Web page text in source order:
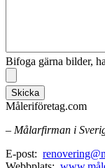
Bifoga gärna bilder,
Skicka
Måleriföretag.com
– Målarfirman i
E-post: